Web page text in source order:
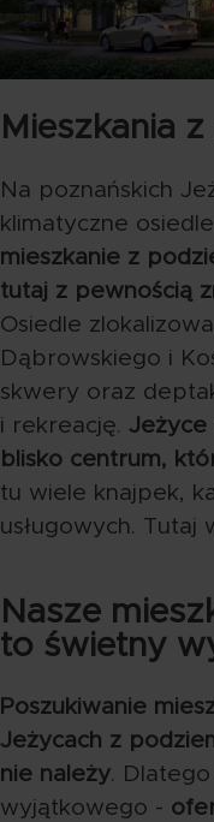
Mieszkania
Na poznańskich
klimatyczne
mieszkanie z
tutaj z pewnością
Osiedle
Dąbrowskiego i
skwery oraz
i rekreację. Jeżyce
blisko centrum,
tu wiele knajpek,
usługowych. Tutaj
Nasze
to świetny
Poszukiwanie
Jeżycach z
nie należy.
wyjątkowego -